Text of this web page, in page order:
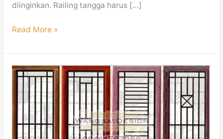
diinginkan. Railing tangga harus […]
Read More »
Teralis
Besi
Minimalis
Untuk
Jendela
Rumah